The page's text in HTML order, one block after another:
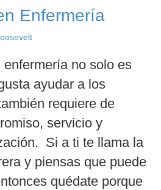
Enfermería
no solo es
ayudar a los
requiere de
servicio y
Si a ti te llama la
y piensas que puede
quédate porque